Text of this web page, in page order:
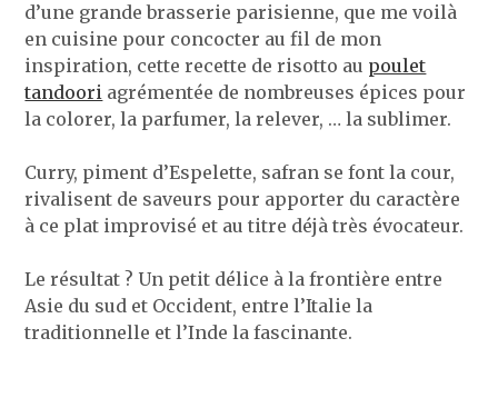
d’une grande brasserie parisienne, que me voilà
en cuisine pour concocter au fil de mon
inspiration, cette recette de risotto au poulet
tandoori agrémentée de nombreuses épices pour
la colorer, la parfumer, la relever, … la sublimer.
Curry, piment d’Espelette, safran se font la cour,
rivalisent de saveurs pour apporter du caractère
à ce plat improvisé et au titre déjà très évocateur.
Le résultat ? Un petit délice à la frontière entre
Asie du sud et Occident, entre l’Italie la
traditionnelle et l’Inde la fascinante.